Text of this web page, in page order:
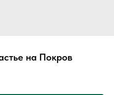
на Покров